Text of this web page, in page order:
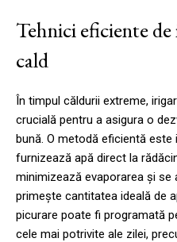
Tehnici eficiente
cald
În timpul căldurii extreme,
crucială pentru a asigura o
bună. O metodă eficientă este
furnizează apă direct la
minimizează evaporarea și se
primește cantitatea ideală de
picurare poate fi programată
cele mai potrivite ale zilei,